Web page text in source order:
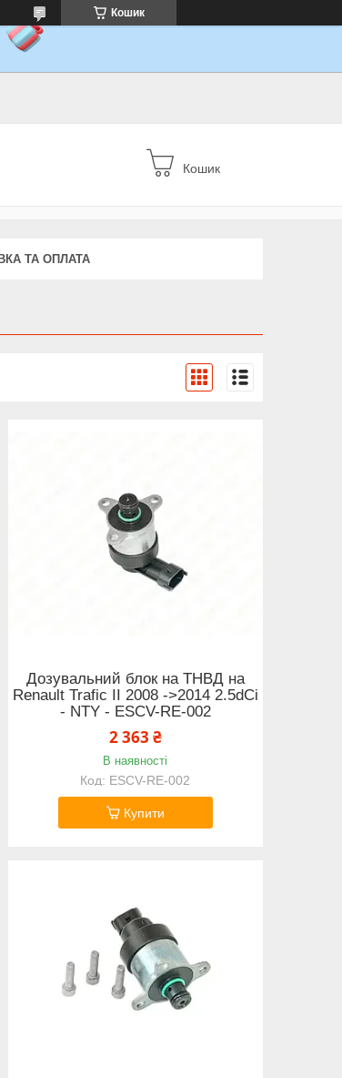
Кошик
Кошик
ТА ОПЛАТА
Дозувальний блок на ТНВД на
Renault Trafic II 2008 ->2014 2.5dCi
- NTY - ESCV-RE-002
2 363 ₴
В наявності
ESCV-RE-002
Купити